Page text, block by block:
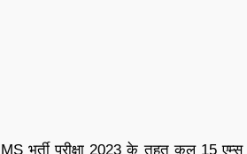
भर्ती परीक्षा 2023 के तहत कुल 15 एम्स